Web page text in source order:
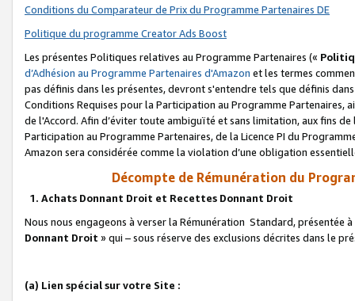
Conditions du Comparateur de Prix du Programme Partenaires DE
Politique du programme Creator Ads Boost
Les présentes Politiques relatives au Programme Partenaires («
d’Adhésion au Programme Partenaires d'Amazon et les termes
pas définis dans les présentes, devront s'entendre tels que définis
Conditions Requises pour la Participation au Programme Partenaires,
de l'Accord. Afin d’éviter toute ambiguïté et sans limitation, aux fins
Participation au Programme Partenaires, de la Licence PI du
Amazon sera considérée comme la violation d’une obligation
Décompte de Rémunération du
1. Achats Donnant Droit et Recettes Donnant Droit
Nous nous engageons à verser la Rémunération Standard, présentée
Donnant Droit » qui – sous réserve des exclusions décrites dans le
(a) Lien spécial sur votre Site :